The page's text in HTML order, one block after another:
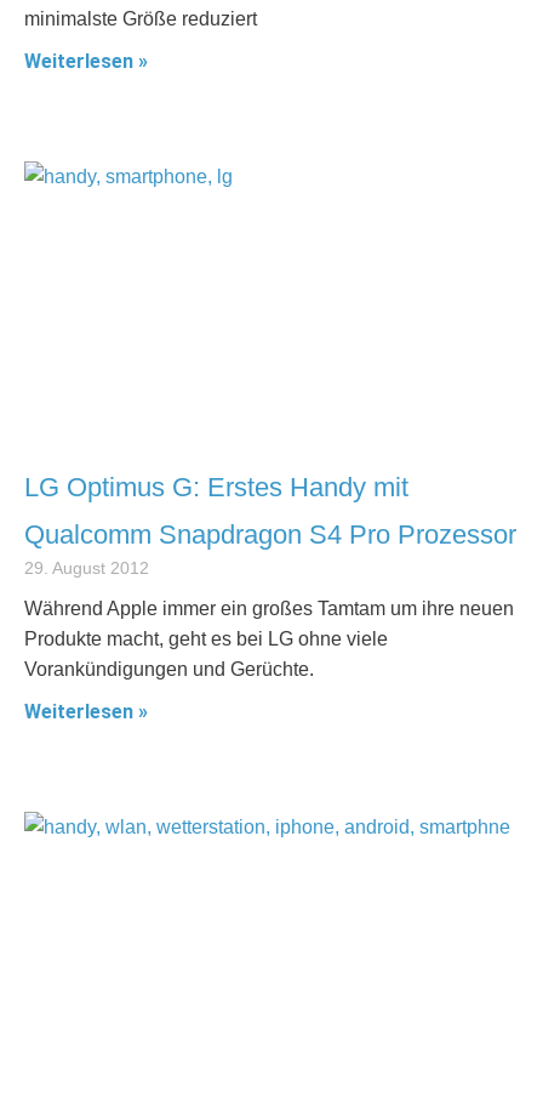
minimalste Größe reduziert
Weiterlesen »
LG Optimus G: Erstes Handy mit
Qualcomm Snapdragon S4 Pro Prozessor
29. August 2012
Während Apple immer ein großes Tamtam um ihre neuen
Produkte macht, geht es bei LG ohne viele
Vorankündigungen und Gerüchte.
Weiterlesen »